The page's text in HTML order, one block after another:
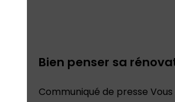
Bien penser sa
Communiqué de presse